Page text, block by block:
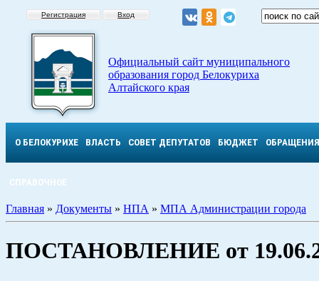
Регистрация Вход
Официальный сайт муниципального
образования город Белокуриха
Алтайского края
О БЕЛОКУРИХЕ ВЛАСТЬ СОВЕТ ДЕПУТАТОВ БЮДЖЕТ ОБРАЩЕНИЯ
СПРАВОЧНОЕ
Главная » Документы » НПА » МПА Администрации города
ПОСТАНОВЛЕНИЕ от